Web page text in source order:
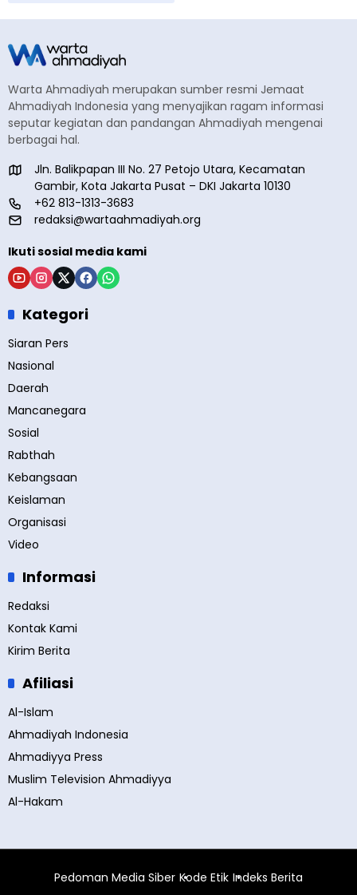
Warta Ahmadiyah merupakan sumber resmi Jemaat
Ahmadiyah Indonesia yang menyajikan ragam informasi
seputar kegiatan dan pandangan Ahmadiyah mengenai
berbagai hal.
Jln. Balikpapan III No. 27 Petojo Utara, Kecamatan
Gambir, Kota Jakarta Pusat – DKI Jakarta 10130
+62 813-1313-3683
redaksi@wartaahmadiyah.org
Ikuti sosial media kami
Kategori
Siaran Pers
Nasional
Daerah
Mancanegara
Sosial
Rabthah
Kebangsaan
Keislaman
Organisasi
Video
Informasi
Redaksi
Kontak Kami
Kirim Berita
Afiliasi
Al-Islam
Ahmadiyah Indonesia
Ahmadiyya Press
Muslim Television Ahmadiyya
Al-Hakam
Pedoman Media Siber Kode Etik Indeks Berita